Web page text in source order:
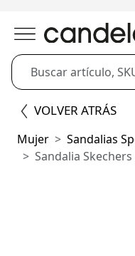
VOLVER ATRÁS
Mujer
Sandalias
Sandalia